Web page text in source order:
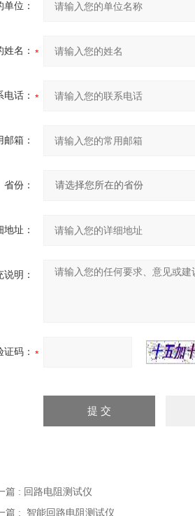
单位：
姓名：
电话：
邮箱：
省份：
地址：
说明：
证码：
篇 : 回路电阻测试仪
篇 : 智能回路电阻测试仪